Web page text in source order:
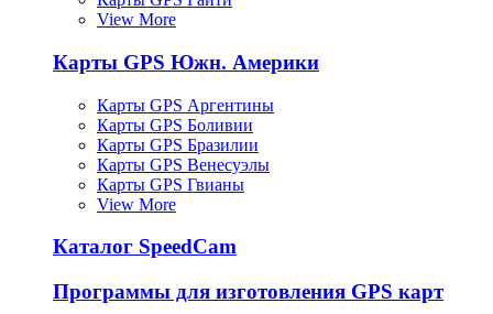
View More
Карты GPS Южн. Америки
Карты GPS Аргентины
Карты GPS Боливии
Карты GPS Бразилии
Карты GPS Венесуэлы
Карты GPS Гвианы
View More
Каталог SpeedCam
Программы для изготовления GPS карт